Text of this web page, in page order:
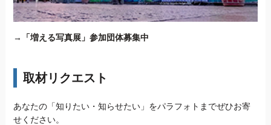
→ 「増える写真展」参加団体募集中
取材リクエスト
あなたの「知りたい・知らせたい」をパラフォトまでぜひお寄
せください。